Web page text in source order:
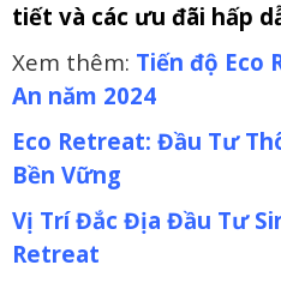
tiết và các ưu đãi hấp
Xem thêm: Tiến độ Eco
An năm 2024
Eco Retreat: Đầu Tư
Bền Vững
Vị Trí Đắc Địa Đầu Tư
Retreat